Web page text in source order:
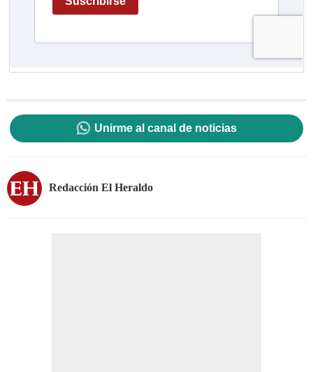
Unirme al canal de noticias
Redacción El Heraldo